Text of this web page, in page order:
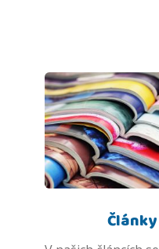
Články